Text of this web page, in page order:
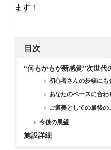
ます！
目次
“何もかもが新感覚”次世代
初心者さんの歩幅にも
あなたのペースに合わ
ご褒美としての最後の
今後の展望
施設詳細